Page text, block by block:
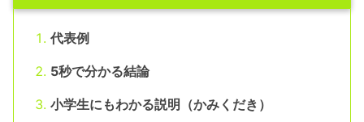
代表例
5秒で分かる結論
小学生にもわかる説明（かみくだき）